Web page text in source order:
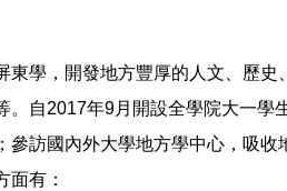
學，開發地方豐厚的人文、歷
自2017年9月開設全學院大一
訪國內外大學地方學中心，吸
有：